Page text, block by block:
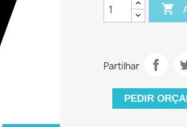

Partilhar
PEDIR